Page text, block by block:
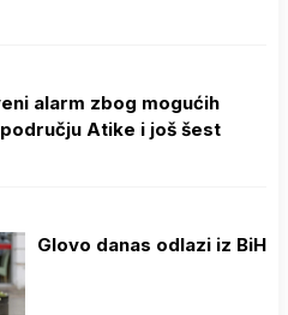
alarm zbog mogućih
Atike i još šest
Glovo danas odlazi iz BiH